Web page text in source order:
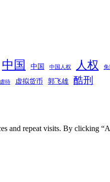
中国 中国 中国人权 人权 免
虐待 虚拟货币 郭飞雄 酷刑
and repeat visits. By clicking